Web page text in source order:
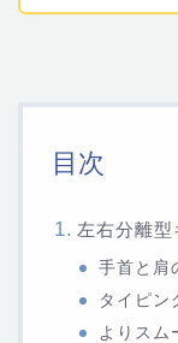
目次
左右分離型
手首と肩
タイピン
よりスム